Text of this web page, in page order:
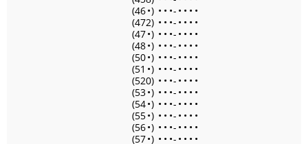
(46•) • • •- • • • •
(472) • • •- • • • •
(47•) • • •- • • • •
(48•) • • •- • • • •
(50•) • • •- • • • •
(51 •) • • •- • • • •
(520) • • •- • • • •
(53•) • • •- • • • •
(54•) • • •- • • • •
(55•) • • •- • • • •
(56•) • • •- • • • •
(57•) • • •- • • • •